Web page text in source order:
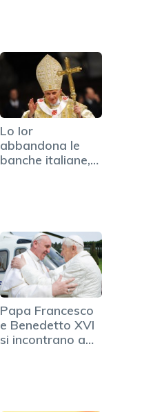
Lo Ior
abbandona le
banche italiane,
Papa Francesco
e Benedetto XVI
si incontrano a…